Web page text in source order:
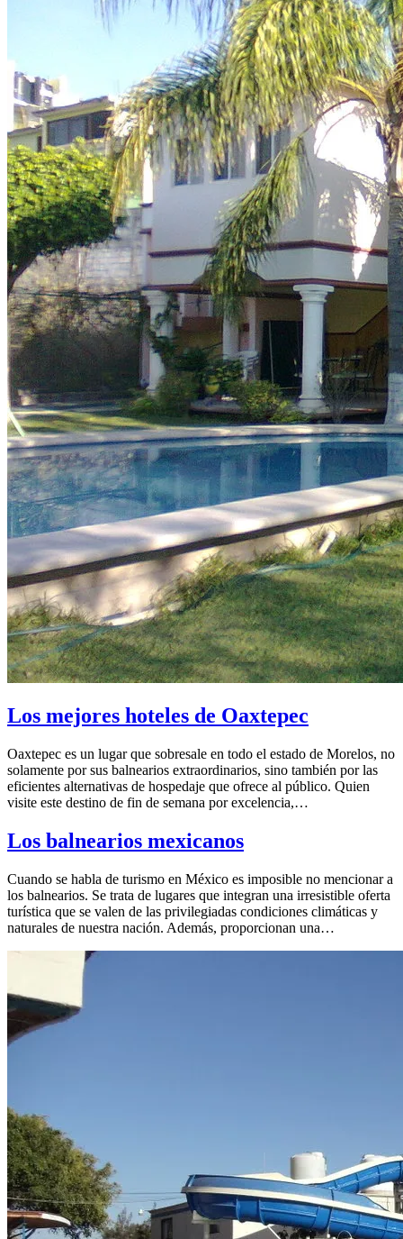
Los mejores hoteles de Oaxtepec
Oaxtepec es un lugar que sobresale en todo el estado de Morelos, no
solamente por sus balnearios extraordinarios, sino también por las
eficientes alternativas de hospedaje que ofrece al público. Quien
visite este destino de fin de semana por excelencia,…
Los balnearios mexicanos
Cuando se habla de turismo en México es imposible no mencionar a
los balnearios. Se trata de lugares que integran una irresistible oferta
turística que se valen de las privilegiadas condiciones climáticas y
naturales de nuestra nación. Además, proporcionan una…